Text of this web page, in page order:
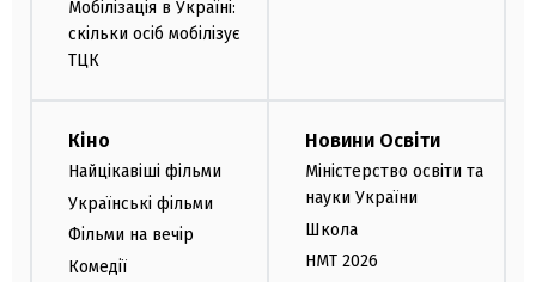
Мобілізація в Україні:
скільки осіб мобілізує
ТЦК
Кіно
Найцікавіші фільми
Українські фільми
Фільми на вечір
Комедії
Новини Освіти
Міністерство освіти та
науки України
Школа
НМТ 2026